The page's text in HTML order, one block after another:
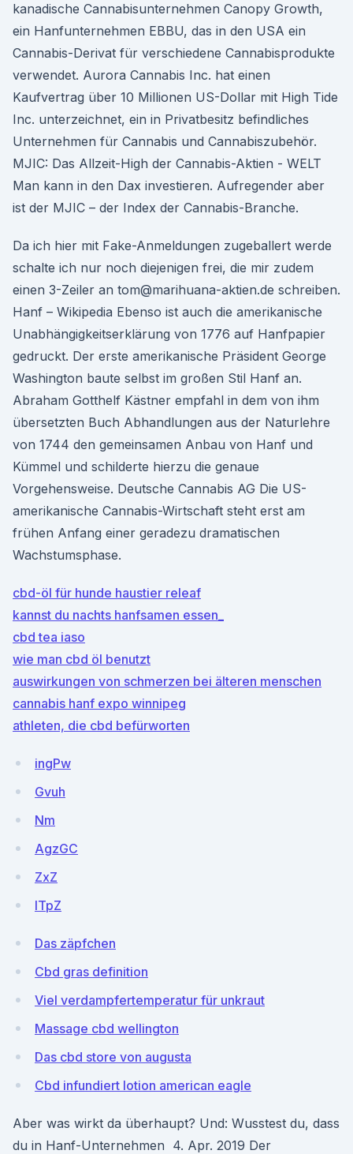
kanadische Cannabisunternehmen Canopy Growth,
ein Hanfunternehmen EBBU, das in den USA ein
Cannabis-Derivat für verschiedene Cannabisprodukte
verwendet. Aurora Cannabis Inc. hat einen
Kaufvertrag über 10 Millionen US-Dollar mit High Tide
Inc. unterzeichnet, ein in Privatbesitz befindliches
Unternehmen für Cannabis und Cannabiszubehör.
MJIC: Das Allzeit-High der Cannabis-Aktien - WELT
Man kann in den Dax investieren. Aufregender aber
ist der MJIC – der Index der Cannabis-Branche.
Da ich hier mit Fake-Anmeldungen zugeballert werde
schalte ich nur noch diejenigen frei, die mir zudem
einen 3-Zeiler an tom@marihuana-aktien.de schreiben.
Hanf – Wikipedia Ebenso ist auch die amerikanische
Unabhängigkeitserklärung von 1776 auf Hanfpapier
gedruckt. Der erste amerikanische Präsident George
Washington baute selbst im großen Stil Hanf an.
Abraham Gotthelf Kästner empfahl in dem von ihm
übersetzten Buch Abhandlungen aus der Naturlehre
von 1744 den gemeinsamen Anbau von Hanf und
Kümmel und schilderte hierzu die genaue
Vorgehensweise. Deutsche Cannabis AG Die US-
amerikanische Cannabis-Wirtschaft steht erst am
frühen Anfang einer geradezu dramatischen
Wachstumsphase.
cbd-öl für hunde haustier releaf
kannst du nachts hanfsamen essen_
cbd tea iaso
wie man cbd öl benutzt
auswirkungen von schmerzen bei älteren menschen
cannabis hanf expo winnipeg
athleten, die cbd befürworten
ingPw
Gvuh
Nm
AgzGC
ZxZ
lTpZ
Das zäpfchen
Cbd gras definition
Viel verdampfertemperatur für unkraut
Massage cbd wellington
Das cbd store von augusta
Cbd infundiert lotion american eagle
Aber was wirkt da überhaupt? Und: Wusstest du, dass
du in Hanf-Unternehmen 4. Apr. 2019 Der